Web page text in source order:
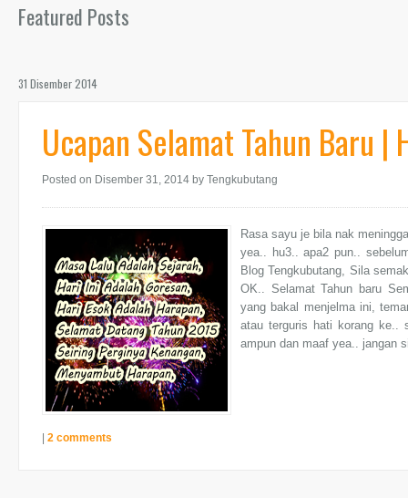
Featured Posts
31 Disember 2014
Ucapan Selamat Tahun Baru |
Posted on Disember 31, 2014 by Tengkubutang
Rasa sayu je bila nak
yea.. hu3.. apa2 pun..
Blog Tengkubutang, Sila
OK.. Selamat Tahun baru
yang bakal menjelma ini,
atau terguris hati korang ke..
ampun dan maaf yea.. jangan
2 comments